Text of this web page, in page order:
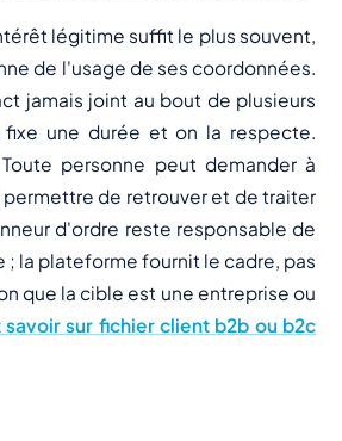
légitime suffit le plus souvent,
de l'usage de ses coordonnées.
jamais joint au bout de plusieurs
une durée et on la respecte.
personne peut demander à
de retrouver et de traiter
d'ordre reste responsable de
la plateforme fournit le cadre, pas
que la cible est une entreprise ou
sur fichier client b2b ou b2c